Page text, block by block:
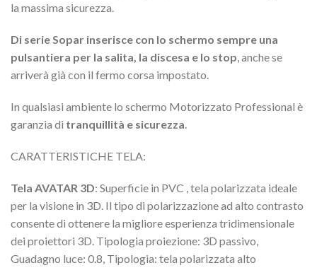
la massima sicurezza.
Di serie Sopar inserisce con lo schermo sempre una
pulsantiera per la salita, la discesa e lo stop, anche se
arriverà già con il fermo corsa impostato.
In qualsiasi ambiente lo schermo Motorizzato Professional è
garanzia di tranquillità e sicurezza.
CARATTERISTICHE TELA:
Tela AVATAR 3D: Superficie in PVC , tela polarizzata ideale
per la visione in 3D. Il tipo di polarizzazione ad alto contrasto
consente di ottenere la migliore esperienza tridimensionale
dei proiettori 3D. Tipologia proiezione: 3D passivo,
Guadagno luce: 0.8, Tipologia: tela polarizzata alto